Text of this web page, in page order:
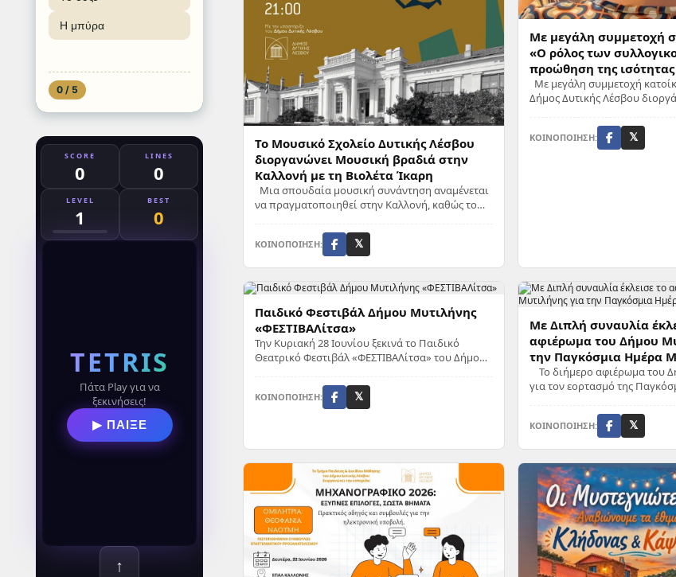
Η μπύρα
0 / 5
SCORE
0
LINES
0
LEVEL
1
BEST
0
TETRIS
Πάτα Play για να
ξεκινήσεις!
▶ ΠΑΙΞΕ
↑
Το Μουσικό Σχολείο Δυτικής Λέσβου
διοργανώνει Μουσική βραδιά στην
Καλλονή με τη Βιολέτα Ίκαρη
Μια σπουδαία μουσική συνάντηση αναμένεται
να πραγματοποιηθεί στην Καλλονή, καθώς το
ΚΟΙΝΟΠΟΙΗΣΗ: 𝕏
Με μεγάλη συμμετοχή
«Ο ρόλος των
προώθηση της
Με μεγάλη συμμετοχή
Δήμος Δυτικής Λέσβου
εργαστήριο στην αίθουσ...
ΚΟΙΝΟΠΟΙΗΣΗ: 𝕏
Παιδικό Φεστιβάλ Δήμου Μυτιλήνης
«ΦΕΣΤΙΒΑΛίτσα»
Την Κυριακή 28 Ιουνίου ξεκινά το Παιδικό
Θεατρικό Φεστιβάλ «ΦΕΣΤΙΒΑΛίτσα» του Δήμου
ΚΟΙΝΟΠΟΙΗΣΗ: 𝕏
Με Διπλή συναυλία
αφιέρωμα του Δήμου
την Παγκόσμια Ημέρα
Το διήμερο αφιέρωμα του
για τον εορτασμό της
Κυριακής 21 Ιουνίου με...
ΚΟΙΝΟΠΟΙΗΣΗ: 𝕏